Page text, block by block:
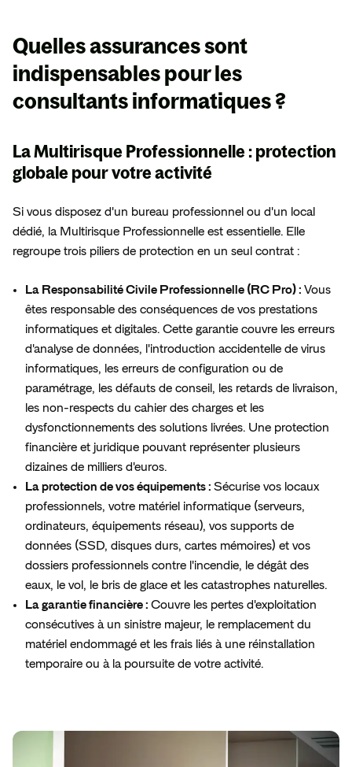
Quelles assurances sont
indispensablespour les
consultants informatiques ?
La Multirisque Professionnelle : protection
globale pour votre activité
Si vous disposez d'un bureau professionnel ou d'un local
dédié, la Multirisque Professionnelle est essentielle. Elle
regroupe trois piliers de protection en un seul contrat :
La Responsabilité Civile Professionnelle (RC Pro) : Vous
êtes responsable des conséquences de vos prestations
informatiques et digitales. Cette garantie couvre les erreurs
d'analyse de données, l'introduction accidentelle de virus
informatiques, les erreurs de configuration ou de
paramétrage, les défauts de conseil, les retards de livraison,
les non-respects du cahier des charges et les
dysfonctionnements des solutions livrées. Une protection
financière et juridique pouvant représenter plusieurs
dizaines de milliers d'euros.
La protection de vos équipements : Sécurise vos locaux
professionnels, votre matériel informatique (serveurs,
ordinateurs, équipements réseau), vos supports de
données (SSD, disques durs, cartes mémoires) et vos
dossiers professionnels contre l'incendie, le dégât des
eaux, le vol, le bris de glace et les catastrophes naturelles.
La garantie financière : Couvre les pertes d'exploitation
consécutives à un sinistre majeur, le remplacement du
matériel endommagé et les frais liés à une réinstallation
temporaire ou à la poursuite de votre activité.